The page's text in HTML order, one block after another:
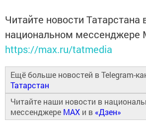
Читайте новости Татарстана
национальном мессенджере
https://max.ru/tatmedia
Ещё больше новостей в Telegram-
Татарстан
Читайте наши новости в
мессенджере MAX и в «Дзен»